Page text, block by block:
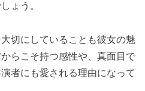
ょう。
切にしていることも彼女の魅
らこそ持つ感性や、真面目で
者にも愛される理由になって